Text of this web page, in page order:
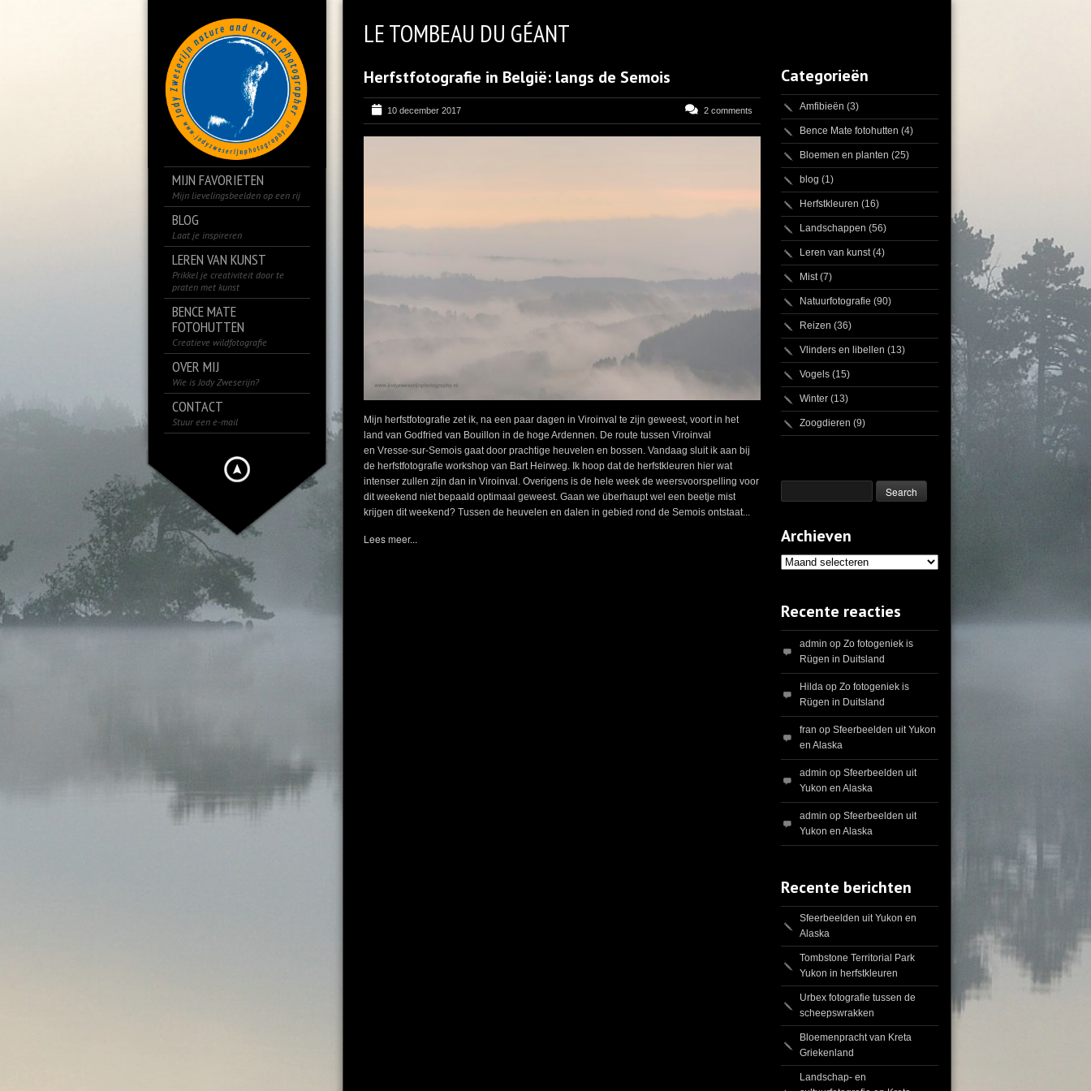
MIJN FAVORIETEN
Mijn lievelingsbeelden op een rij
BLOG
Laat je inspireren
LEREN VAN KUNST
Prikkel je creativiteit door te
praten met kunst
BENCE MATE
FOTOHUTTEN
Creatieve wildfotografie
OVER MIJ
Wie is Jody Zweserijn?
CONTACT
Stuur een e-mail
LE TOMBEAU DU GÉANT
Herfstfotografie in België: langs de Semois
10 december 2017 2 comments
Mijn herfstfotografie zet ik, na een paar dagen in Viroinval te zijn geweest, voort in het
land van Godfried van Bouillon in de hoge Ardennen. De route tussen Viroinval
en Vresse-sur-Semois gaat door prachtige heuvelen en bossen. Vandaag sluit ik aan bij
de herfstfotografie workshop van Bart Heirweg. Ik hoop dat de herfstkleuren hier wat
intenser zullen zijn dan in Viroinval. Overigens is de hele week de weersvoorspelling voor
dit weekend niet bepaald optimaal geweest. Gaan we überhaupt wel een beetje mist
krijgen dit weekend? Tussen de heuvelen en dalen in gebied rond de Semois ontstaat...
Lees meer...
Categorieën
Amfibieën (3)
Bence Mate fotohutten (4)
Bloemen en planten (25)
blog (1)
Herfstkleuren (16)
Landschappen (56)
Leren van kunst(4)
Mist(7)
Natuurfotografie (90)
Reizen (36)
Vlinders en libellen (13)
Vogels (15)
Winter (13)
Zoogdieren (9)
Archieven
Archieven
Recente reacties
admin opZo fotogeniek is
Rügen in Duitsland
Hilda opZo fotogeniek is
Rügen in Duitsland
fran opSfeerbeelden uit Yukon
en Alaska
admin opSfeerbeelden uit
Yukon en Alaska
admin opSfeerbeelden uit
Yukon en Alaska
Recente berichten
Sfeerbeelden uit Yukon en
Alaska
Tombstone Territorial Park
Yukon in herfstkleuren
Urbex fotografie tussen de
scheepswrakken
Bloemenpracht van Kreta
Griekenland
Landschap- en